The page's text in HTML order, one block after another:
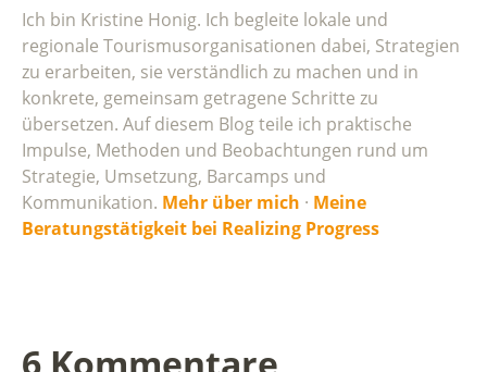
Ich bin Kristine Honig. Ich begleite lokale und
regionale Tourismusorganisationen dabei, Strategien
zu erarbeiten, sie verständlich zu machen und in
konkrete, gemeinsam getragene Schritte zu
übersetzen. Auf diesem Blog teile ich praktische
Impulse, Methoden und Beobachtungen rund um
Strategie, Umsetzung, Barcamps und
Kommunikation. Mehr über mich · Meine
Beratungstätigkeit bei Realizing Progress